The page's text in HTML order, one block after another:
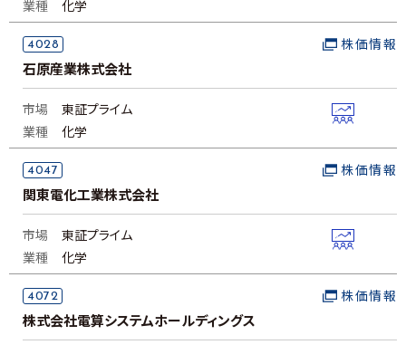
業種
化学
4028
石原産業株式会社
株価情報
市場
東証プライム
業種
化学
4047
関東電化工業株式会社
株価情報
市場
東証プライム
業種
化学
4072
株式会社電算システムホールディングス
株価情報